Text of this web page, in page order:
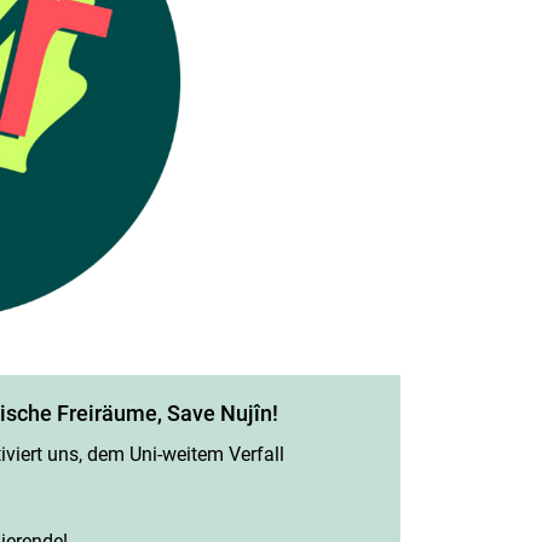
Freiräume, Save Nujîn!
uns, dem Uni-weitem Verfall